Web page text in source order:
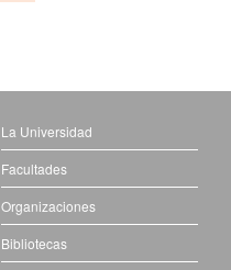
La Universidad
Facultades
Organizaciones
Bibliotecas